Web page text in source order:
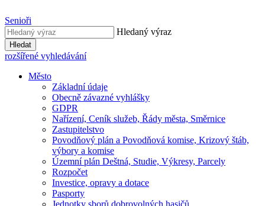
Senioři
Hledaný výraz
Hledat
rozšířené vyhledávání
Město
Základní údaje
Obecně závazné vyhlášky
GDPR
Nařízení, Ceník služeb, Řády města, Směrnice
Zastupitelstvo
Povodňový plán a Povodňová komise, Krizový štáb,
výbory a komise
Územní plán Deštná, Studie, Výkresy, Parcely
Rozpočet
Investice, opravy a dotace
Pasporty
Jednotky sborů dobrovolných hasičů